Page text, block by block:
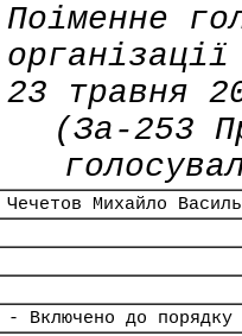
Поіменне
23 травня
(За-253
Чечетов Михайло
- Включено до порядку